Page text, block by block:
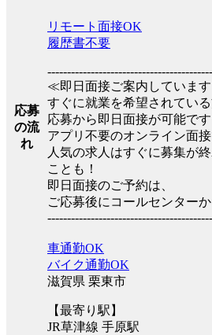
応募
の流
れ
リモート面接OK
履歴書不要
≪即日面接ご案内していま
すぐに就業を希望されてい
応募から即日面接が可能で
アプリ不要のオンライン面接
人気の求人はすぐに募集が
ことも！
即日面接のご予約は、
ご応募後にコールセンター
車通勤OK
バイク通勤OK
滋賀県 栗東市
【最寄り駅】
JR草津線 手原駅